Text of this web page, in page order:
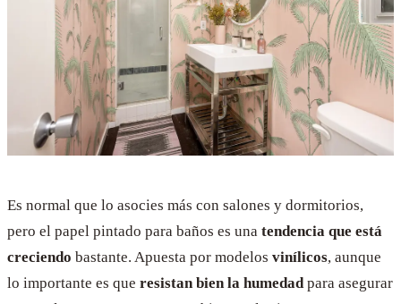
Es normal que lo asocies más con salones y dormitorios,
pero el papel pintado para baños es una tendencia que está
creciendo bastante. Apuesta por modelos vinílicos, aunque
lo importante es que resistan bien la humedadpara asegurar